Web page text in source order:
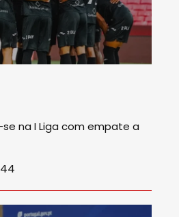
na I Liga com empate a